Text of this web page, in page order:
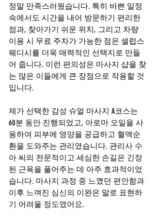
정말 만족스러웠습니다. 특히 바쁜 일정
속에서도 시간을 내어 방문하기 편리한
점과, 찾아가기 쉬운 위치, 그리고 차량
이용 시 무료 주차가 가능한 점은 셀럽스
웨디시를 더욱 매력적인 선택지로 만들
어 줍니다. 이런 편의성은 마사지 샵을 찾
는 많은 이들에게 큰 장점으로 작용할 것
입니다.
제가 선택한 감성 슈얼 마사지 A코스는
60분 동안 진행되었고, 아로마 오일을 사
용하여 피부에 영양을 공급하고 혈액순
환을 도와주는 관리였습니다. 관리사 수
아 씨의 전문적이고 세심한 손길은 긴장
된 근육을 풀어주는 데 아주 효과적이었
습니다. 마사지 과정 중 느꼈던 편안함과
이후 느껴진 심신의 이완은 말로 표현하
기 어려울 정도였어요.